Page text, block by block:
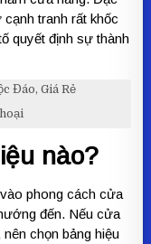
tranh rất khốc
quyết định sự thành
nào?
phong cách cửa
đến. Nếu cửa
chọn bảng hiệu